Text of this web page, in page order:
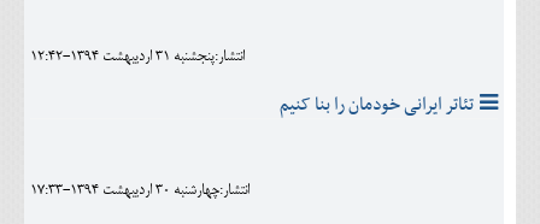
انتشار:پنجشنبه 31 ارديبهشت 1394-12:42
تئاتر ایرانی خودمان را بنا کنیم
انتشار:چهارشنبه 30 ارديبهشت 1394-17:33